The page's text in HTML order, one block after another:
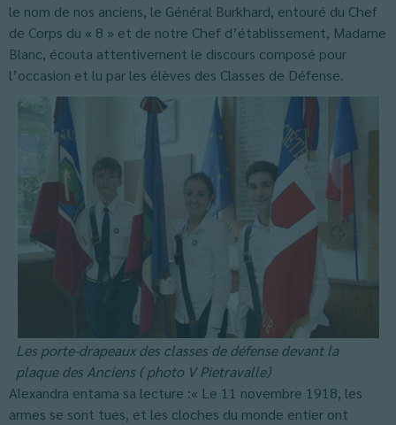
le nom de nos anciens, le Général Burkhard, entouré du Chef
de Corps du « 8 » et de notre Chef d’établissement, Madame
Blanc, écouta attentivement le discours composé pour
l’occasion et lu par les élèves des Classes de Défense.
Les porte-drapeaux des classes de défense devant la
plaque des Anciens ( photo V Pietravalle)
Alexandra entama sa lecture :« Le 11 novembre 1918, les
armes se sont tues, et les cloches du monde entier ont